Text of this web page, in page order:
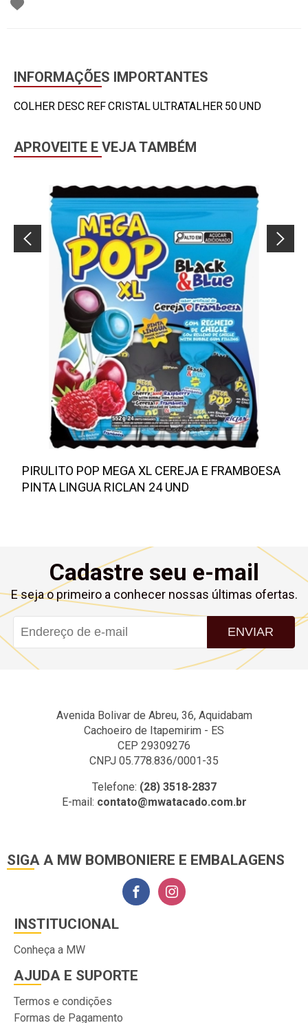
INFORMAÇÕES IMPORTANTES
COLHER DESC REF CRISTAL ULTRATALHER 50 UND
APROVEITE E VEJA TAMBÉM
PIRULITO POP MEGA XL CEREJA E FRAMBOESA
PINTA LINGUA RICLAN 24 UND
Cadastre seu e-mail
E seja o primeiro a conhecer nossas últimas ofertas.
ENVIAR
Avenida Bolivar de Abreu, 36, Aquidabam
Cachoeiro de Itapemirim - ES
CEP 29309276
CNPJ 05.778.836/0001-35
Telefone: (28) 3518-2837
E-mail: contato@mwatacado.com.br
SIGA A MW BOMBONIERE E EMBALAGENS
INSTITUCIONAL
Conheça a MW
AJUDA E SUPORTE
Termos e condições
Formas de Pagamento